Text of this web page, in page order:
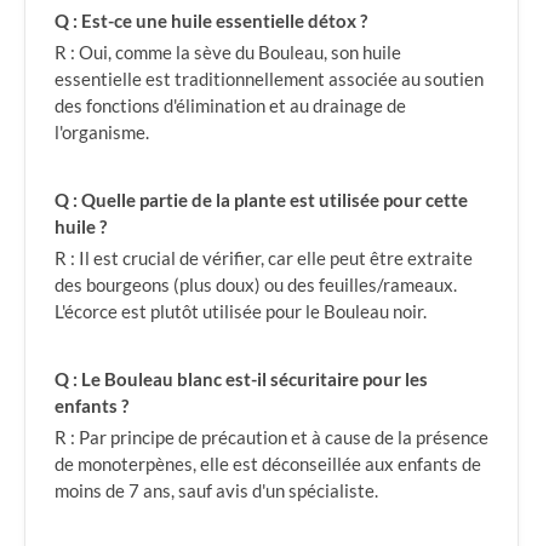
Q : Est-ce une huile essentielle détox ?
R : Oui, comme la sève du Bouleau, son huile
essentielle est traditionnellement associée au soutien
des fonctions d'élimination et au drainage de
l'organisme.
Q : Quelle partie de la plante est utilisée pour cette
huile ?
R : Il est crucial de vérifier, car elle peut être extraite
des bourgeons (plus doux) ou des feuilles/rameaux.
L'écorce est plutôt utilisée pour le Bouleau noir.
Q : Le Bouleau blanc est-il sécuritaire pour les
enfants ?
R : Par principe de précaution et à cause de la présence
de monoterpènes, elle est déconseillée aux enfants de
moins de 7 ans, sauf avis d'un spécialiste.